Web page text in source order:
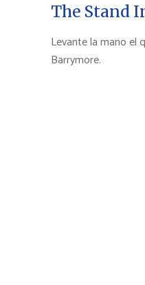
The Stand
Levante la mano el
Barrymore.